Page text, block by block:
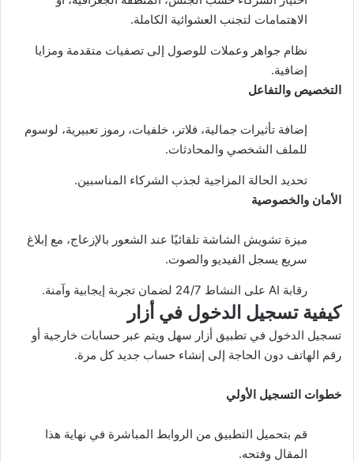
الاهتمامات لتجنب العشوائية الكاملة.
نظام جواهر وعملات للوصول إلى تصفيات متقدمة ومزايا
إضافية.​
التخصيص والتفاعل
إضافة تأثيرات جمالية، فلاتر، خلفيات، رموز تعبيرية، لوسوم
للملف الشخصي والمحادثات.
تحديد الحالة المزاجية لجذب الشركاء المناسبين.​
الأمان والخصوصية
ميزة تشويش الشاشة تلقائيًا عند الشعور بالإزعاج، مع إبلاغ
سريع يسجل الفيديو والصوت.​
رقابة AI على النشاط 24/7 لضمان تجربة إيجابية وآمنة.
كيفية تسجيل الدخول في أزار
تسجيل الدخول في تطبيق أزار سهل ويتم عبر حسابات خارجية أو
رقم الهاتف دون الحاجة إلى إنشاء حساب جديد كل مرة.​
خطوات التسجيل الأولي
قم بتحميل التطبيق من الروابط المباشرة في نهاية هذا
المقال وفتحه.